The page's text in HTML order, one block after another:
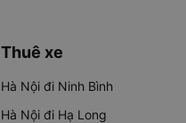
Thuê xe
Hà Nội đi Ninh Bình
Hà Nội đi Hạ Long